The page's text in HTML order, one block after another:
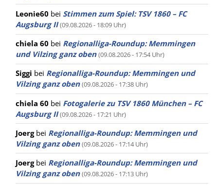
Leonie60 bei Stimmen zum Spiel: TSV 1860 – FC
Augsburg II (09.08.2026 - 18:09 Uhr)
chiela 60 bei Regionalliga-Roundup: Memmingen
und Vilzing ganz oben (09.08.2026 - 17:54 Uhr)
Siggi bei Regionalliga-Roundup: Memmingen und
Vilzing ganz oben (09.08.2026 - 17:38 Uhr)
chiela 60 bei Fotogalerie zu TSV 1860 München – FC
Augsburg II (09.08.2026 - 17:21 Uhr)
Joergbei Regionalliga-Roundup: Memmingen und
Vilzing ganz oben (09.08.2026 - 17:14 Uhr)
Joergbei Regionalliga-Roundup: Memmingen und
Vilzing ganz oben (09.08.2026 - 17:13 Uhr)